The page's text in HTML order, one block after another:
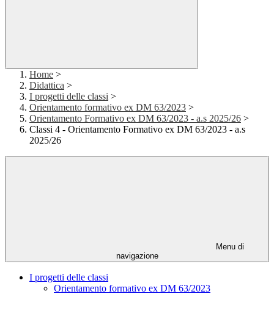
Home >
Didattica >
I progetti delle classi >
Orientamento formativo ex DM 63/2023 >
Orientamento Formativo ex DM 63/2023 - a.s 2025/26 >
Classi 4 - Orientamento Formativo ex DM 63/2023 - a.s
2025/26
Menu di
navigazione
I progetti delle classi
Orientamento formativo ex DM 63/2023